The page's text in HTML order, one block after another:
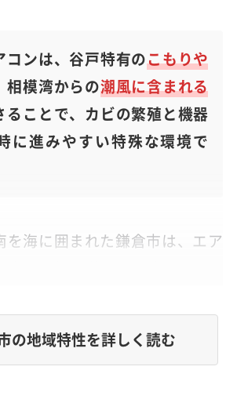
コンは、谷戸特有のこもりや
相模湾からの潮風に含まれる
ることで、カビの繁殖と機器
に進みやすい特殊な環境で
を海に囲まれた鎌倉市は、エア
がこもりがちで、一年を通して
気に包まれています。
の地域特性を詳しく読む